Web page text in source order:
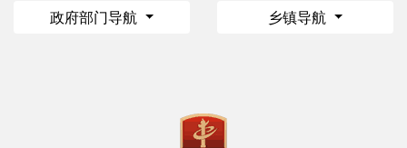
政府部门导航 乡镇导航